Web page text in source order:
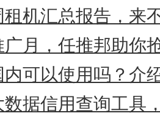
机汇总报告，来
月，任推邦助你
可以使用吗？介
数据信用查询工具